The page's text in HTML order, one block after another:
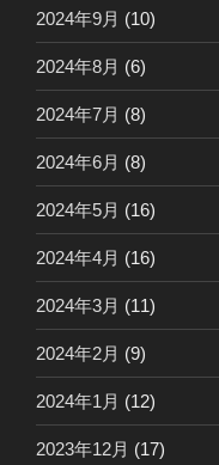
2024年9月 (10)
2024年8月 (6)
2024年7月 (8)
2024年6月 (8)
2024年5月 (16)
2024年4月 (16)
2024年3月 (11)
2024年2月 (9)
2024年1月 (12)
2023年12月 (17)